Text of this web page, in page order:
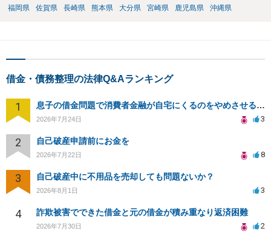
福岡県
佐賀県 長崎県 熊本県 大分県 宮崎県 鹿児島県 沖縄県
借金・債務整理の法律Q&Aランキング
1 息子の借金問題で消費者金融が自宅にくるのをやめさせる方法はないですか？
2026年7月24日 3
2 自己破産申請前にお金を
2026年7月22日 8
3 自己破産中に不用品を売却しても問題ないか？
2026年8月1日 3
4 詐欺被害でできた借金と元の借金が積み重なり返済困難
2026年7月30日 2